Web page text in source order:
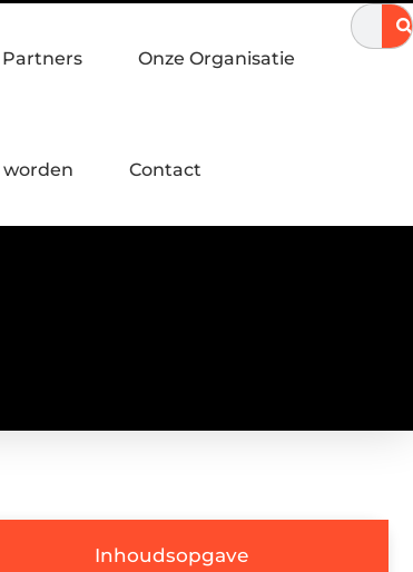
Hoe een landingspagina laten
Partners Onze Organisatie
Contact
Inhoudsopgave